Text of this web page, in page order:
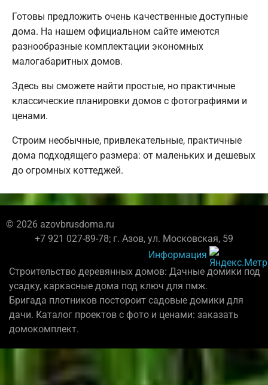
Готовы предложить очень качественные доступные
дома. На нашем официальном сайте имеются
разнообразные комплектации экономных
малогабаритных домов.
Здесь вы сможете найти простые, но практичные
классические планировки домов с фотографиями и
ценами.
Строим необычные, привлекательные, практичные
дома подходящего размера: от маленьких и дешевых
до огромных коттеджей.
© 2026 azovbrusdoma.ru
+7 921 027-89-78; г. Азов, ул. Московская, 59
Информация
Строительство деревянных домов: Дачные домики под
усадку, каркасные дома под ключ для пмж.
Бригада плотников постороит садовые домики для
дачи. Каталог проектов с фото и ценами: заказать
домокомплект.